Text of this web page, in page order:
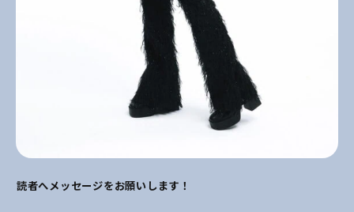
――読者へメッセージをお願いします！